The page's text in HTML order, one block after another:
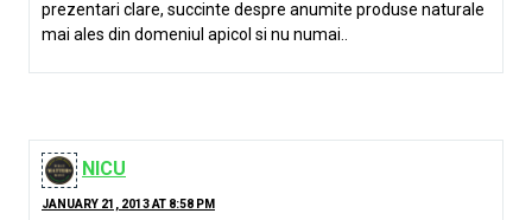
prezentari clare, succinte despre anumite produse naturale
mai ales din domeniul apicol si nu numai..
NICU
JANUARY 21, 2013 AT 8:58 PM